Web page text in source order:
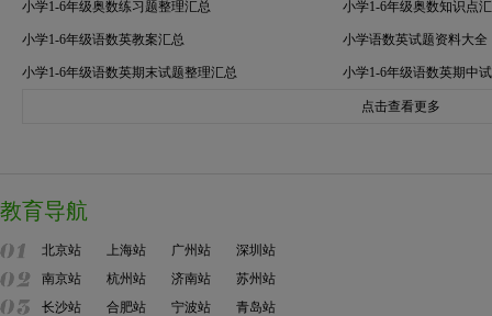
小学1-6年级奥数练习题整理汇总 小学1-6年级奥数知识点
小学1-6年级语数英教案汇总 小学语数英试题资料大全
小学1-6年级语数英期末试题整理汇总 小学1-6年级语数英期中
点击查看更多
教育导航
北京站 上海站 广州站
深圳站
南京站
杭州站 济南站
苏州站
长沙站
合肥站 宁波站 青岛站